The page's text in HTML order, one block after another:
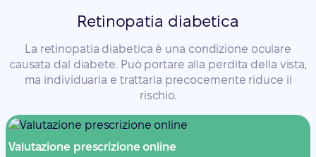
Retinopatia diabetica
La retinopatia diabetica è una condizione oculare
causata dal diabete. Può portare alla perdita della vista,
ma individuarla e trattarla precocemente riduce il
rischio.
Valutazione prescrizione online